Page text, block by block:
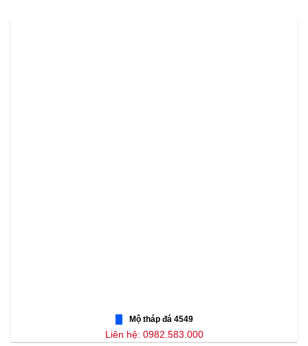
Mộ tháp đá 4549
Liên hệ: 0982.583.000